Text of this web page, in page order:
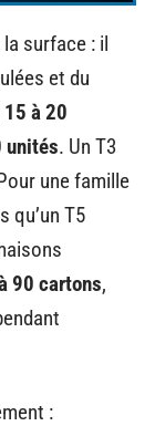
la surface : il
et du
15 à 20
unités. Un T3
une famille
qu’un T5
90 cartons,
: